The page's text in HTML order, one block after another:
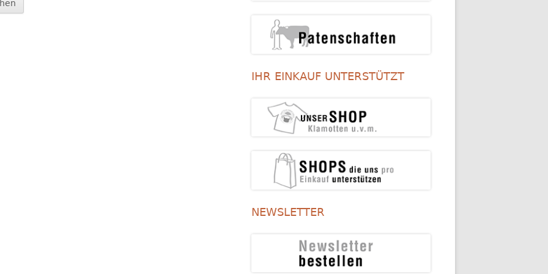
IHR EINKAUF UNTERSTÜTZT
NEWSLETTER